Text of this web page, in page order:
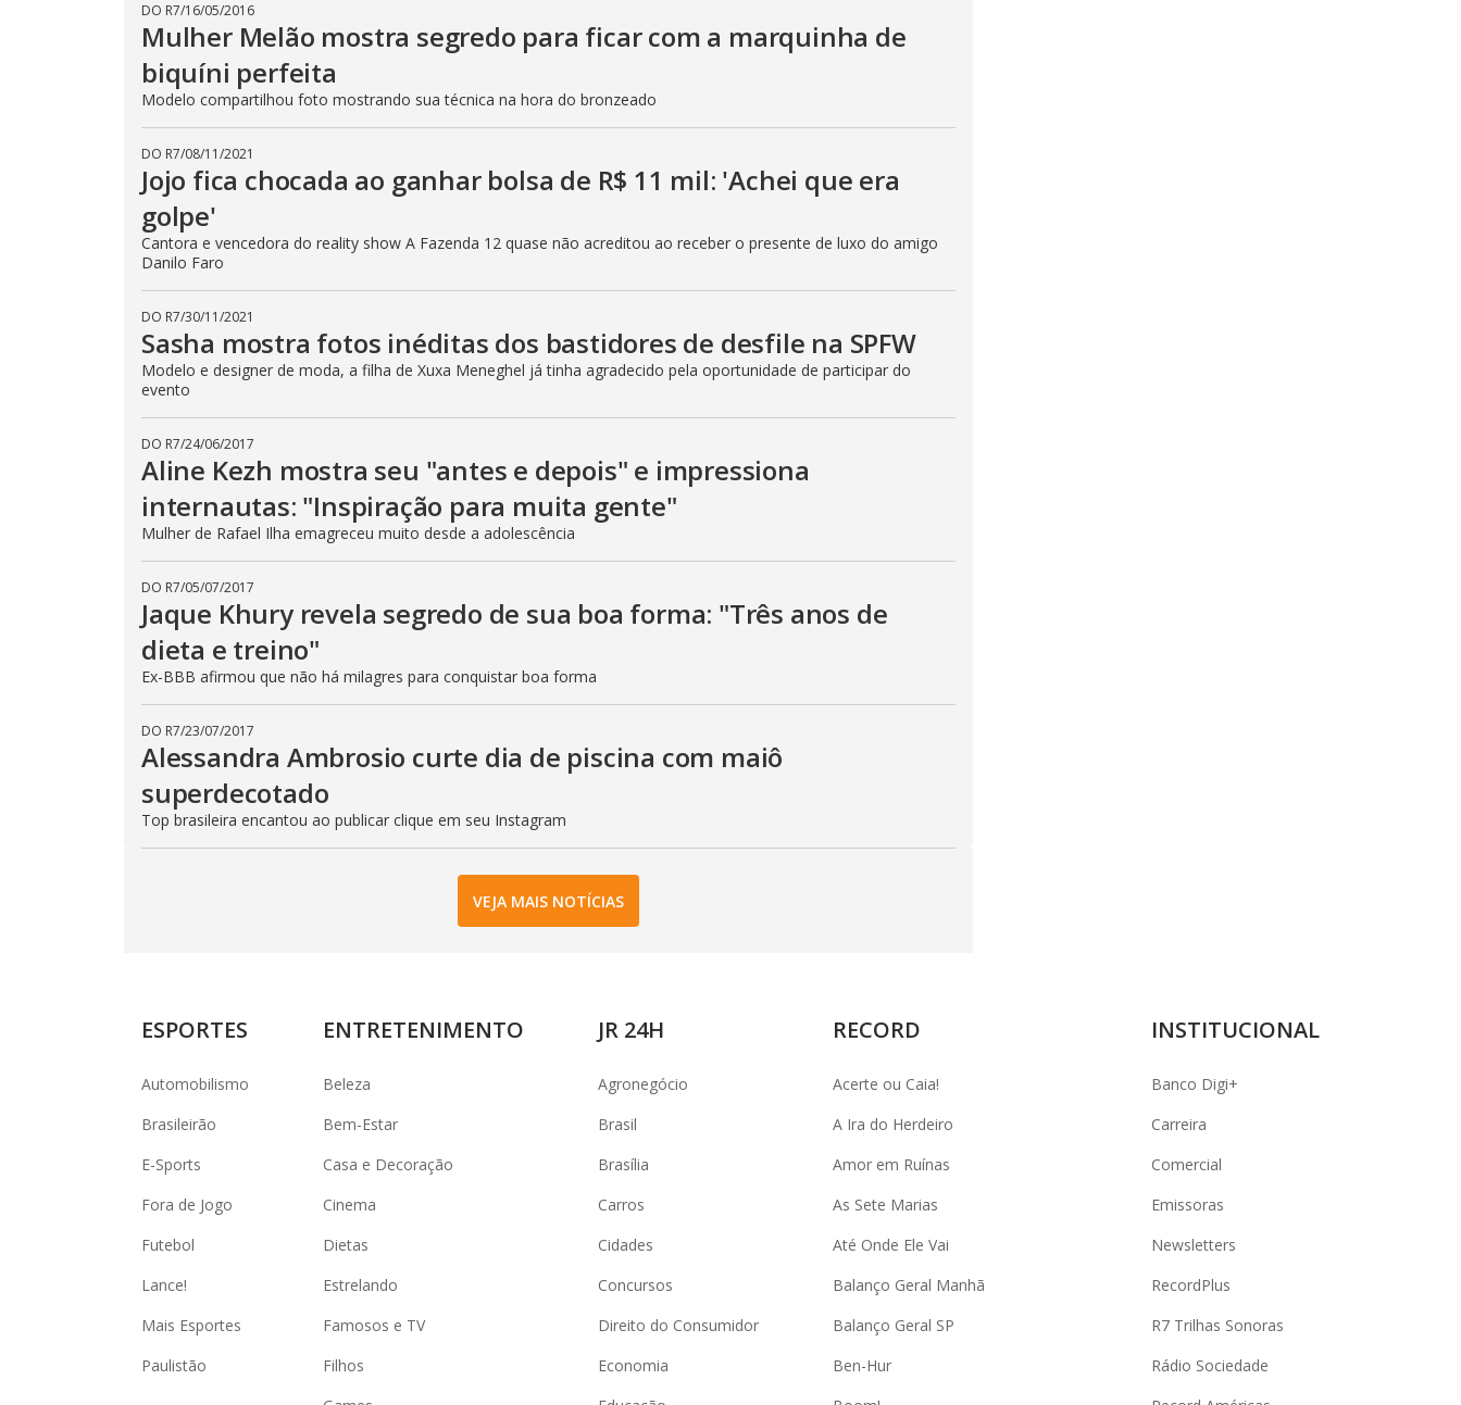
DO R7/16/05/2016
Mulher Melão mostra segredo para ficar com a marquinha de
biquíni perfeita
Modelo compartilhou foto mostrando sua técnica na hora do bronzeado
DO R7/08/11/2021
Jojo fica chocada ao ganhar bolsa de R$ 11 mil: 'Achei que era
golpe'
Cantora e vencedora do reality show A Fazenda 12 quase não acreditou ao receber o presente de luxo do amigo
Danilo Faro
DO R7/30/11/2021
Sasha mostra fotos inéditas dos bastidores de desfile na SPFW
Modelo e designer de moda, a filha de Xuxa Meneghel já tinha agradecido pela oportunidade de participar do
evento
DO R7/24/06/2017
Aline Kezh mostra seu "antes e depois" e impressiona
internautas: "Inspiração para muita gente"
Mulher de Rafael Ilha emagreceu muito desde a adolescência
DO R7/05/07/2017
Jaque Khury revela segredo de sua boa forma: "Três anos de
dieta e treino"
Ex-BBB afirmou que não há milagres para conquistar boa forma
DO R7/23/07/2017
Alessandra Ambrosio curte dia de piscina com maiô
superdecotado
Top brasileira encantou ao publicar clique em seu Instagram
VEJA MAIS NOTÍCIAS
ESPORTES
Automobilismo
Brasileirão
E-Sports
Fora de Jogo
Futebol
Lance!
Mais Esportes
Paulistão
ENTRETENIMENTO
Beleza
Bem-Estar
Casa e Decoração
Cinema
Dietas
Estrelando
Famosos e TV
Filhos
JR 24H
Agronegócio
Brasil
Brasília
Carros
Cidades
Concursos
Direito do Consumidor
Economia
RECORD
Acerte ou Caia!
A Ira do Herdeiro
Amor em Ruínas
As Sete Marias
Até Onde Ele Vai
Balanço Geral Manhã
Balanço Geral SP
Ben-Hur
INSTITUCIONAL
Banco Digi+
Carreira
Comercial
Emissoras
Newsletters
RecordPlus
R7 Trilhas Sonoras
Rádio Sociedade